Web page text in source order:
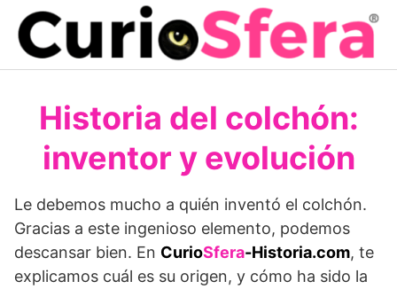
Saltar
contenido
Historia del colchón:
inventor y evolución
Le debemos mucho a quién inventó el colchón.
Gracias a este ingenioso elemento, podemos
descansar bien. En CurioSfera-Historia.com, te
explicamos cuál es su origen, y cómo ha sido la